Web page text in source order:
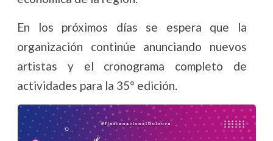
En los próximos días se espera que la
organización continúe anunciando nuevos
artistas y el cronograma completo de
actividades para la 35° edición.